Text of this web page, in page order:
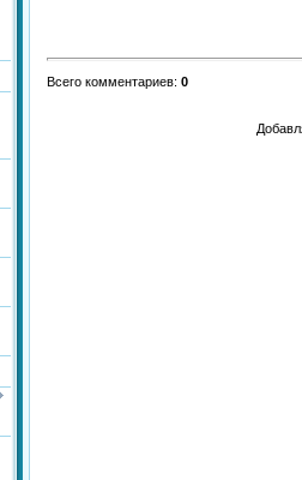
Всего комментариев: 0